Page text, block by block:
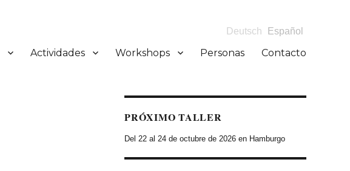
Deutsch Español
Actividades Workshops Personas Contacto
PRÓXIMO TALLER
Del 22 al 24 de octubre de 2026 en Hamburgo